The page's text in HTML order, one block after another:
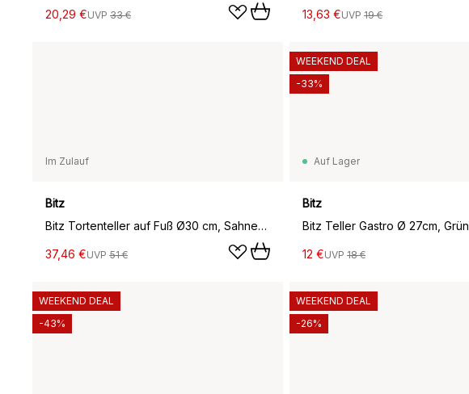
20,29 €UVP 33 € 13,63 €UVP 19 €
Im Zulauf
Bitz
Bitz Tortenteller auf Fuß Ø30 cm, Sahneweiß
37,46 €UVP 51 €
Auf Lager
Bitz
Bitz Teller Gastro Ø 27cm, Grün
12 €UVP 18 €
WEEKEND DEAL
-33%
WEEKEND DEAL
-43%
WEEKEND DEAL
-26%